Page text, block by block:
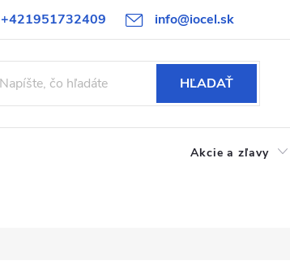
+421951732409 info@iocel.sk
Obchodné podmienky Obľúbené
HĽADAŤ
Akcie a zľavy